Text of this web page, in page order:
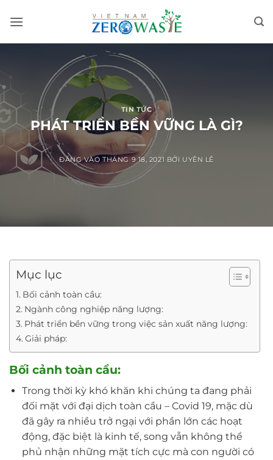
qua
TIN TỨC
PHÁT TRIỂN BỀN VỮNG LÀ GÌ?
ĐĂNG VÀOTHÁNG 9 18, 2021 BỞI UYÊN LÊ
Mục lục
Bối cảnh toàn cầu:
Ngành công nghiệp năng lượng:
Phát triển bền vững trong việc sản xuất năng lượng:
Giải pháp:
Bối cảnh toàn cầu:
Trong thời kỳ khó khăn khi chúng ta đang phải
đối mặt với đại dịch toàn cầu – Covid 19, mặc dù
đã gây ra nhiều trở ngại với phần lớn các hoạt
động, đặc biệt là kinh tế, song vẫn không thể
phủ nhận những mặt tích cực mà con người có